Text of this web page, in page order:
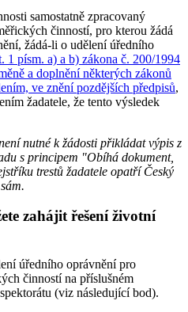
samostatně zpracovaný
činností, pro kterou žádá
žádá-li o udělení úředního
1 písm. a) a b) zákona č. 200/1994
a doplnění některých zákonů
ve znění pozdějších předpisů,
žadatele, že tento výsledek
nutné k žádosti přikládat výpis z
s principem "Obíhá dokument,
trestů žadatele opatří Český
zahájit řešení životní
úředního oprávnění pro
činností na příslušném
(viz následující bod).